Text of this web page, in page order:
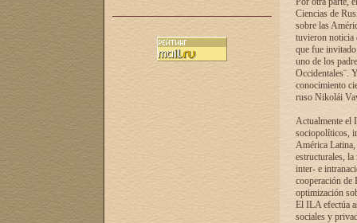
Ciencias de
sobre las
tuvieron noticia
que fue
uno de los
Occidentales¨.
conocimiento
ruso Nikolái
Actualmente el
sociopolíticos,
América Latina,
estructurales,
inter- e
cooperación de
optimización
El ILA efectúa
sociales y